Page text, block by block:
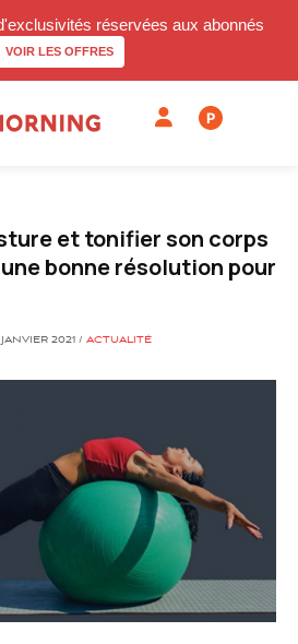
réservées aux abonnés
VOIR LES OFFRES
P
et tonifier son corps
bonne résolution pour
2021 / ACTUALITÉ